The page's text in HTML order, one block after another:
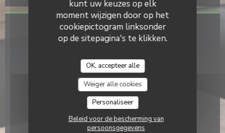
kunt uw keuzes op elk
moment wijzigen door op het
cookiepictogram linksonder
op de sitepagina's te klikken.
OK, accepteer alle
Weiger alle cookies
Personaliseer
Beleid voor de bescherming van
persoonsgegevens
Toegang
non
Bike station
non
Bus
non